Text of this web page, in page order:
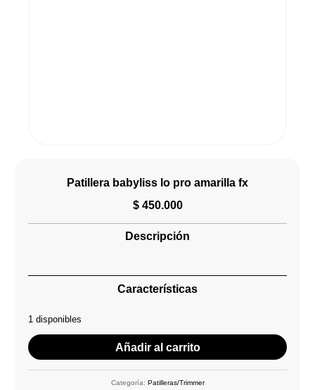
Patillera babyliss lo pro amarilla fx
$450.000
Descripción
Características
1 disponibles
Añadir al carrito
Categoría: Patilleras/Trimmer